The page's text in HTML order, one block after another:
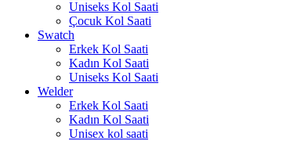
Uniseks Kol Saati
Çocuk Kol Saati
Swatch
Erkek Kol Saati
Kadın Kol Saati
Uniseks Kol Saati
Welder
Erkek Kol Saati
Kadın Kol Saati
Unisex kol saati